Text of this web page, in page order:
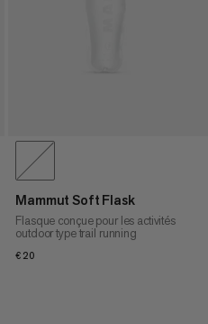
Mammut Soft Flask
Flasque conçue pour les activités
outdoor type trail running
€20